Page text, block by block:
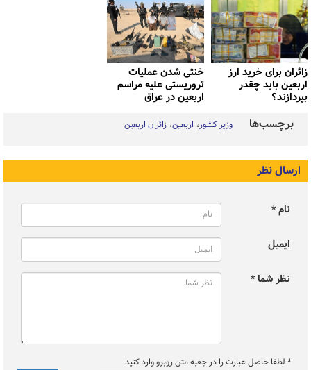
زائران برای خرید ارز
اربعین باید چقدر
بپردازند؟
خنثی شدن عملیات
تروریستی علیه مراسم
اربعین در عراق
برچسب‌ها وزیر کشور اربعین زائران اربعین
ارسال نظر
نام *
ایمیل
نظر شما *
* لطفا حاصل عبارت را در جعبه متن روبرو وارد کنید